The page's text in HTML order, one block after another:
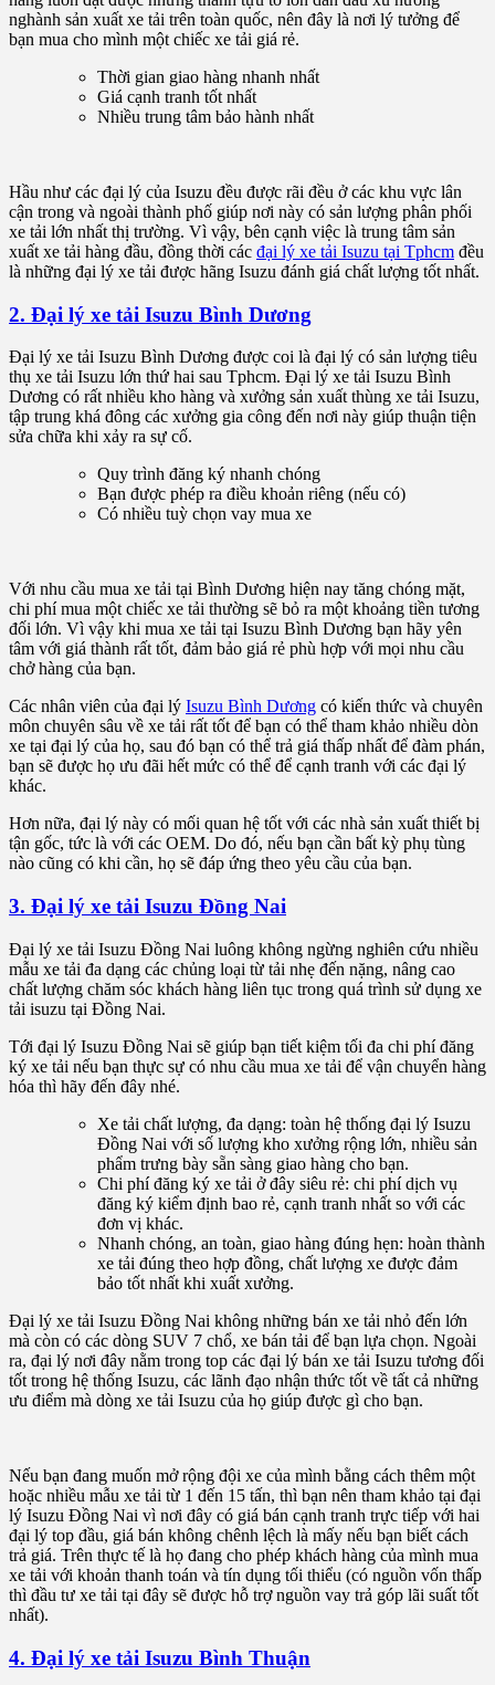
nghành sản xuất xe tải trên toàn quốc, nên đây là nơi lý tưởng để
bạn mua cho mình một chiếc xe tải giá rẻ.
Thời gian giao hàng nhanh nhất
Giá cạnh tranh tốt nhất
Nhiều trung tâm bảo hành nhất
Hầu như các đại lý của Isuzu đều được rãi đều ở các khu vực lân
cận trong và ngoài thành phố giúp nơi này có sản lượng phân phối
xe tải lớn nhất thị trường. Vì vậy, bên cạnh việc là trung tâm sản
xuất xe tải hàng đầu, đồng thời các đại lý xe tải Isuzu tại Tphcm đều
là những đại lý xe tải được hãng Isuzu đánh giá chất lượng tốt nhất.
2. Đại lý xe tải Isuzu Bình Dương
Đại lý xe tải Isuzu Bình Dương được coi là đại lý có sản lượng tiêu
thụ xe tải Isuzu lớn thứ hai sau Tphcm. Đại lý xe tải Isuzu Bình
Dương có rất nhiều kho hàng và xưởng sản xuất thùng xe tải Isuzu,
tập trung khá đông các xưởng gia công đến nơi này giúp thuận tiện
sửa chữa khi xảy ra sự cố.
Quy trình đăng ký nhanh chóng
Bạn được phép ra điều khoản riêng (nếu có)
Có nhiều tuỳ chọn vay mua xe
Với nhu cầu mua xe tải tại Bình Dương hiện nay tăng chóng mặt,
chi phí mua một chiếc xe tải thường sẽ bỏ ra một khoảng tiền tương
đối lớn. Vì vậy khi mua xe tải tại Isuzu Bình Dương bạn hãy yên
tâm với giá thành rất tốt, đảm bảo giá rẻ phù hợp với mọi nhu cầu
chở hàng của bạn.
Các nhân viên của đại lý Isuzu Bình Dương có kiến ​​thức và chuyên
môn chuyên sâu về xe tải rất tốt để bạn có thể tham khảo nhiều dòn
xe tại đại lý của họ, sau đó bạn có thể trả giá thấp nhất để đàm phán,
bạn sẽ được họ ưu đãi hết mức có thể để cạnh tranh với các đại lý
khác.
Hơn nữa, đại lý này có mối quan hệ tốt với các nhà sản xuất thiết bị
tận gốc, tức là với các OEM. Do đó, nếu bạn cần bất kỳ phụ tùng
nào cũng có khi cần, họ sẽ đáp ứng theo yêu cầu của bạn.
3. Đại lý xe tải Isuzu Đồng Nai
Đại lý xe tải Isuzu Đồng Nai luông không ngừng nghiên cứu nhiều
mẫu xe tải đa dạng các chủng loại từ tải nhẹ đến nặng, nâng cao
chất lượng chăm sóc khách hàng liên tục trong quá trình sử dụng xe
tải isuzu tại Đồng Nai.
Tới đại lý Isuzu Đồng Nai sẽ giúp bạn tiết kiệm tối đa chi phí đăng
ký xe tải nếu bạn thực sự có nhu cầu mua xe tải để vận chuyển hàng
hóa thì hãy đến đây nhé.
Xe tải chất lượng, đa dạng: toàn hệ thống đại lý Isuzu
Đồng Nai với số lượng kho xưởng rộng lớn, nhiều sản
phẩm trưng bày sẵn sàng giao hàng cho bạn.
Chi phí đăng ký xe tải ở đây siêu rẻ: chi phí dịch vụ
đăng ký kiểm định bao rẻ, cạnh tranh nhất so với các
đơn vị khác.
Nhanh chóng, an toàn, giao hàng đúng hẹn: hoàn thành
xe tải đúng theo hợp đồng, chất lượng xe được đảm
bảo tốt nhất khi xuất xưởng.
Đại lý xe tải Isuzu Đồng Nai không những bán xe tải nhỏ đến lớn
mà còn có các dòng SUV 7 chổ, xe bán tải để bạn lựa chọn. Ngoài
ra, đại lý nơi đây nằm trong top các đại lý bán xe tải Isuzu tương đối
tốt trong hệ thống Isuzu, các lãnh đạo nhận thức tốt về tất cả những
ưu điểm mà dòng xe tải Isuzu của họ giúp được gì cho bạn.
Nếu bạn đang muốn mở rộng đội xe của mình bằng cách thêm một
hoặc nhiều mẫu xe tải từ 1 đến 15 tấn, thì bạn nên tham khảo tại đại
lý Isuzu Đồng Nai vì nơi đây có giá bán cạnh tranh trực tiếp với hai
đại lý top đầu, giá bán không chênh lệch là mấy nếu bạn biết cách
trả giá. Trên thực tế là họ đang cho phép khách hàng của mình mua
xe tải với khoản thanh toán và tín dụng tối thiểu (có nguồn vốn thấp
thì đầu tư xe tải tại đây sẽ được hỗ trợ nguồn vay trả góp lãi suất tốt
nhất).
4. Đại lý xe tải Isuzu Bình Thuận